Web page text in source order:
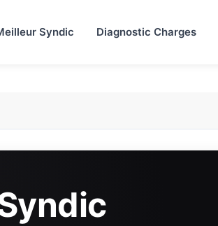
Syndic Diagnostic Charges